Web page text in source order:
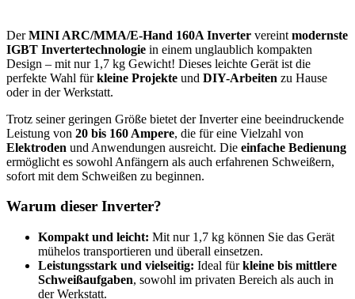
DerMINI ARC/MMA/E-Hand 160A Inverter vereint modernste
IGBT Invertertechnologie in einem unglaublich kompakten
Design – mit nur 1,7 kg Gewicht! Dieses leichte Gerät ist die
perfekte Wahl fürkleine Projekte und DIY-Arbeiten zu Hause
oder in der Werkstatt.
Trotz seiner geringen Größe bietet der Inverter eine beeindruckende
Leistung von 20 bis 160 Ampere, die für eine Vielzahl von
Elektroden und Anwendungen ausreicht. Die einfache Bedienung
ermöglicht es sowohl Anfängern als auch erfahrenen Schweißern,
sofort mit dem Schweißen zu beginnen.
Warum dieser Inverter?
Kompakt und leicht: Mit nur 1,7 kg können Sie das Gerät
mühelos transportieren und überall einsetzen.
Leistungsstark und vielseitig: Ideal fürkleine bis mittlere
Schweißaufgaben, sowohl im privaten Bereich als auch in
der Werkstatt.